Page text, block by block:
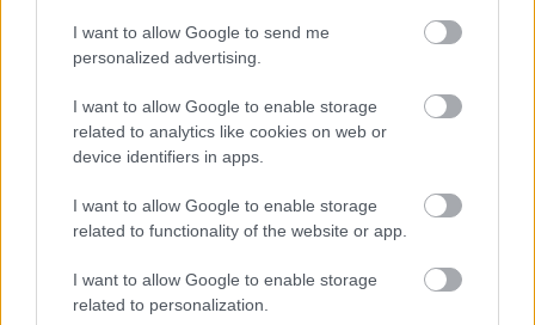
I want to allow Google to send me
personalized advertising.
I want to allow Google to enable storage
related to analytics like cookies on web or
device identifiers in apps.
I want to allow Google to enable storage
related to functionality of the website or app.
I want to allow Google to enable storage
related to personalization.
Kiley Mannείναι μόνο 19. Διαβάζει φύλλα
τσαγιού και μιλάει για διάφορες πιο «σκοτεινές»
πρακτικές. «Αυτό που εξάπτει την περιέργεια των
ανθρώπων, είναι πως οι συγκεκριμένες